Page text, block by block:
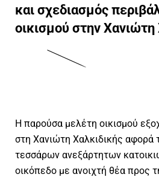
και σχεδιασμός
οικισμού στην Χανιώτη
Η παρούσα μελέτη οικισμού
στη Χανιώτη Χαλκιδικής αφορά
τεσσάρων ανεξάρτητων
οικόπεδο με ανοιχτή θέα προς